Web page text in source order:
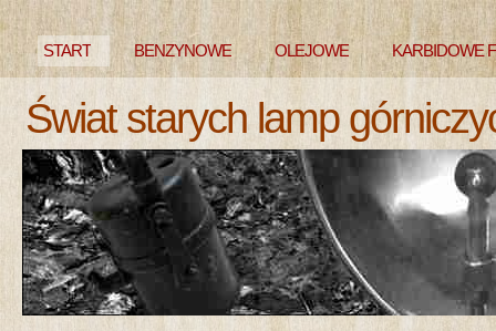
START BENZYNOWE OLEJOWE KARBIDOWE
Świat starych lamp